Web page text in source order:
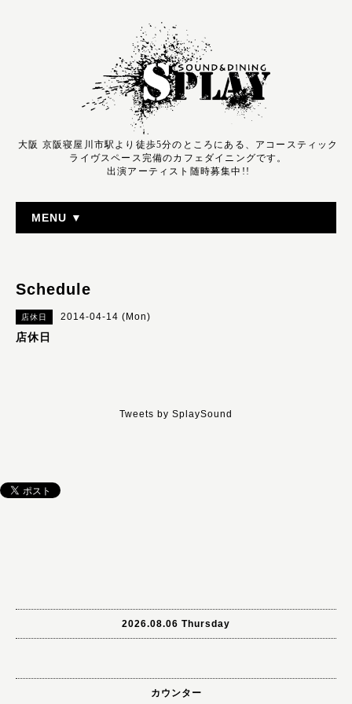
大阪 京阪寝屋川市駅より徒歩5分のところにある、アコースティック
ライヴスペース完備のカフェダイニングです。
出演アーティスト随時募集中!!
MENU ▼
Schedule
店休日 2014-04-14 (Mon)
店休日
Tweets by SplaySound
2026.08.06 Thursday
カウンター